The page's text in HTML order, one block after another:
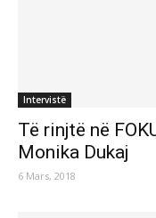
Intervistë
Të rinjtë në
Monika Dukaj
6 Mars, 2018